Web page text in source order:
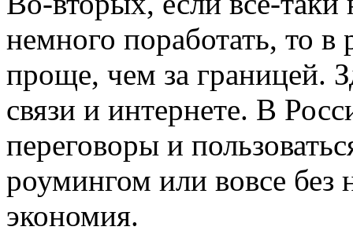
немного поработать, то в
проще, чем за границей.
связи и интернете. В
переговоры и
роумингом или вовсе без
экономия.